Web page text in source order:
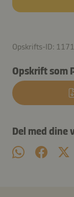
Opskrifts-ID: 1171
Opskrift som
Del med dine